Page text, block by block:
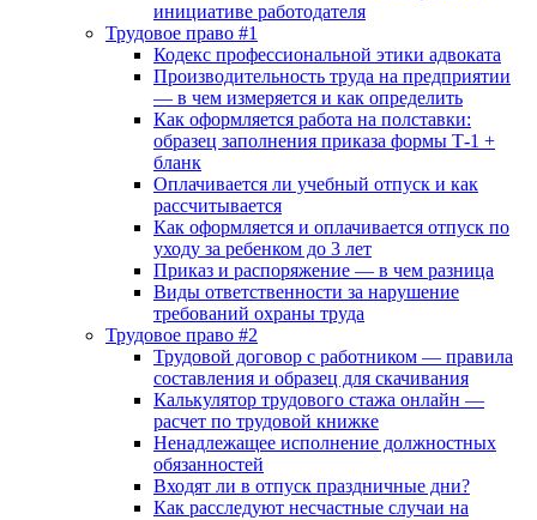
инициативе работодателя
Трудовое право #1
Кодекс профессиональной этики адвоката
Производительность труда на предприятии
— в чем измеряется и как определить
Как оформляется работа на полставки:
образец заполнения приказа формы Т-1 +
бланк
Оплачивается ли учебный отпуск и как
рассчитывается
Как оформляется и оплачивается отпуск по
уходу за ребенком до 3 лет
Приказ и распоряжение — в чем разница
Виды ответственности за нарушение
требований охраны труда
Трудовое право #2
Трудовой договор с работником — правила
составления и образец для скачивания
Калькулятор трудового стажа онлайн —
расчет по трудовой книжке
Ненадлежащее исполнение должностных
обязанностей
Входят ли в отпуск праздничные дни?
Как расследуют несчастные случаи на